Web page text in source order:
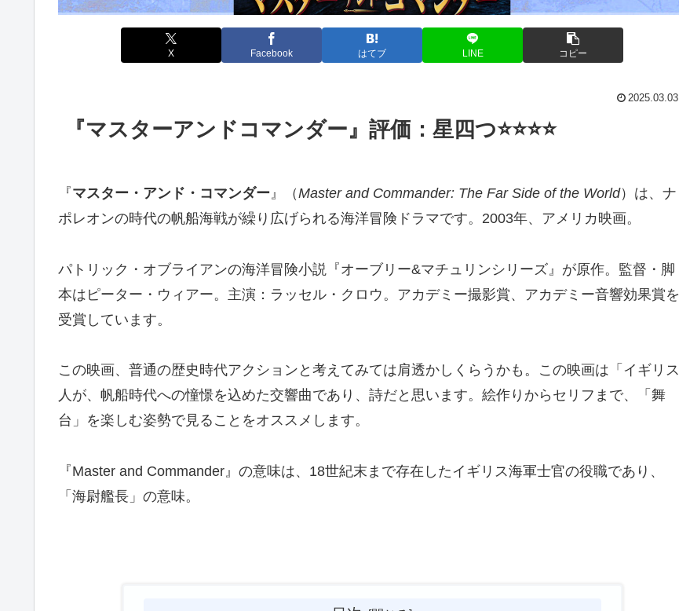
X Facebook はてブ LINE コピー
2025.03.03
『マスターアンドコマンダー』評価：星四つ⭐️⭐️⭐️⭐️
『マスター・アンド・コマンダー』（Master and Commander: The Far Side of the World）は、 ナ
ポレオンの時代の帆船海戦が繰り広げられる海洋冒険ドラマです。 2003年、 アメリカ映画。
パトリック・オブライアンの海洋冒険小説 『オーブリー&マチュリンシリーズ 』が原作。監督・脚
本はピーター・ウィアー。主演：ラッセル・クロウ。 アカデミー撮影賞、 アカデミー音響効果賞を
受賞しています。
この映画、普通の歴史時代アクションと考えてみては肩透かしくらうかも。この映画は「イギリス
人が、帆船時代への憧憬を込めた交響曲であり、詩だと思います。絵作りからセリフまで、「舞
台」を楽しむ姿勢で見ることをオススメします。
『Master and Commander』の意味は、18世紀末まで存在したイギリス海軍士官の役職であり、
「海尉艦長」の意味。